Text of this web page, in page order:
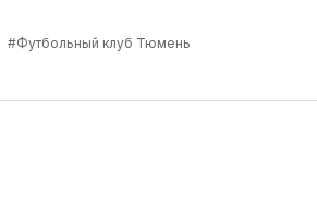
#Футбольный клуб Тюмень